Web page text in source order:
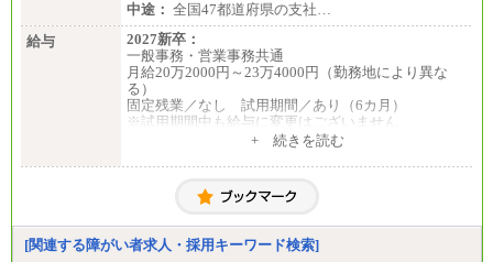
中途： 全国47都道府県の支社…
給与
2027新卒：
一般事務・営業事務共通
月給20万2000円～23万4000円（勤務地により異な
る）
固定残業／なし 試用期間／あり（6カ月）
※試用期間中も給与に変更はございません
月給20万2000円～23万4000円（勤務地により異な
固定残業／なし 試用期間／あり（6か月）
+ 続きを読む
[関連する障がい者求人・採用キーワード検索]